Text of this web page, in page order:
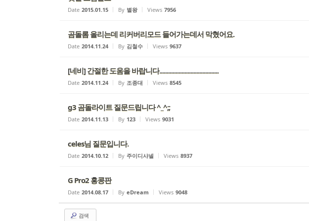
Date 2015.01.15 By 별왕 Views 7956
곰돌롬 올리는데 리커버리모드 들어가는데서 막혔어요.
Date 2014.11.24 By 김철수 Views 9637
[네비] 간절한 도움을 바랍니다........................................
Date 2014.11.24 By 조종대 Views 8545
g3 곰돌라이트 질문드립니다 ^_^;;
Date 2014.11.13 By 123 Views 9031
celes님 질문입니다.
Date 2014.10.12 By 주이디샤넬 Views 8937
G Pro2 홍콩판
Date 2014.08.17 By eDream Views 9048
검색